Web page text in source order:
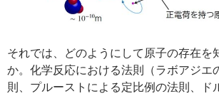
それでは、どのようにして原子の存在を
か。化学反応における法則（ラボアジエ
則、プルーストによる定比例の法則、ド